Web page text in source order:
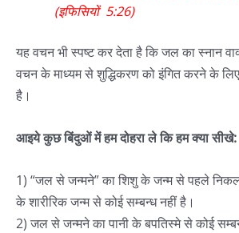
(इफिसियों 5:26)
यह वचन भी स्पष्ट कर देता है कि जल का स्नान
वचन के माध्यम से शुद्धिकरण को इंगित करने के
है।
आइये कुछ बिंदुओं में हम दोहरा ले कि हम क्या सीखे:
1) “जल से जन्मने” का शिशु के जन्म से पहले
के शारीरिक जन्म से कोई सम्बन्ध नहीं है।
2) जल से जन्मने का पानी के बपतिस्मे से कोई